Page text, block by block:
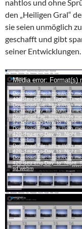
nahtlos und ohne
den „Heiligen Gral“
sie seien unmöglich
geschafft und gibt
seiner Entwicklungen.